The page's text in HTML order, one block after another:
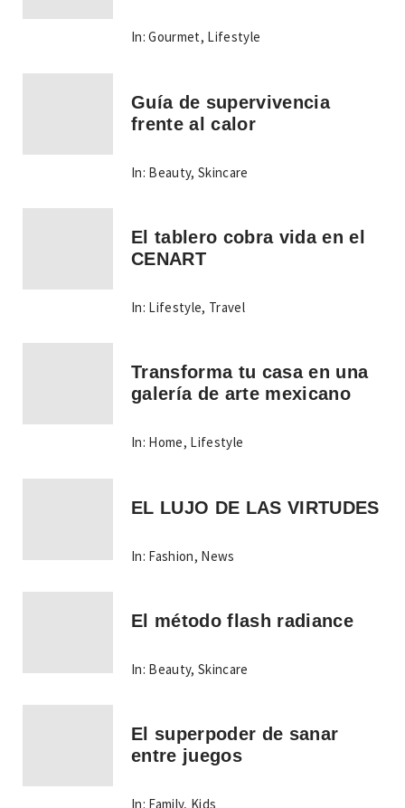
In: Gourmet, Lifestyle
Guía de supervivencia
frente al calor
In: Beauty,Skincare
El tablero cobra vida en el
CENART
In: Lifestyle, Travel
Transforma tu casa en una
galería de arte mexicano
In: Home, Lifestyle
EL LUJO DE LAS VIRTUDES
In: Fashion, News
El método flash radiance
In: Beauty,Skincare
El superpoder de sanar
entre juegos
In: Family, Kids